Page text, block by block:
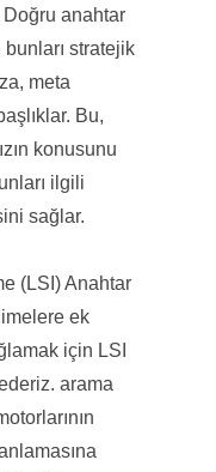
anahtar
stratejik
meta
Bu,
konusunu
ilgili
sağlar.
(LSI) Anahtar
ek
için LSI
arama